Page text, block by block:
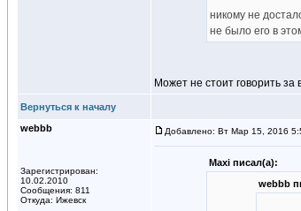
никому не
не было его в
Может не стоит говорить за
Вернуться к началу
webbb
Зарегистрирован:
10.02.2010
Сообщения: 811
Откуда: Ижевск
Добавлено: Вт Мар 15, 2016
Maxi писал(а):
webbb